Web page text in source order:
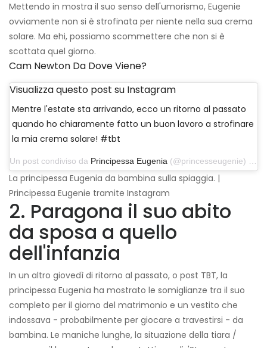
Mettendo in mostra il suo senso dell'umorismo, Eugenie
ovviamente non si è strofinata per niente nella sua crema
solare. Ma ehi, possiamo scommettere che non si è
scottata quel giorno.
Cam Newton Da Dove Viene?
Visualizza questo post su Instagram
Mentre l'estate sta arrivando, ecco un ritorno al passato
quando ho chiaramente fatto un buon lavoro a strofinare
la mia crema solare! #tbt
Un post condiviso da Principessa Eugenia (@princesseugenie) il 27 giugno 2019 alle 10:48 PDT
La principessa Eugenia da bambina sulla spiaggia. |
Principessa Eugenie tramite Instagram
2. Paragona il suo abito
da sposa a quello
dell'infanzia
In un altro giovedì di ritorno al passato, o post TBT, la
principessa Eugenia ha mostrato le somiglianze tra il suo
completo per il giorno del matrimonio e un vestito che
indossava - probabilmente per giocare a travestirsi - da
bambina. Le maniche lunghe, la situazione della tiara /